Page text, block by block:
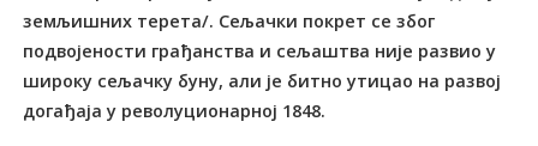
земљишних терета/. Сељачки покрет се због
подвојености грађанства и сељаштва није развио у
широку сељачку буну, али је битно утицао на развој
догађаја у револуционарној 1848.